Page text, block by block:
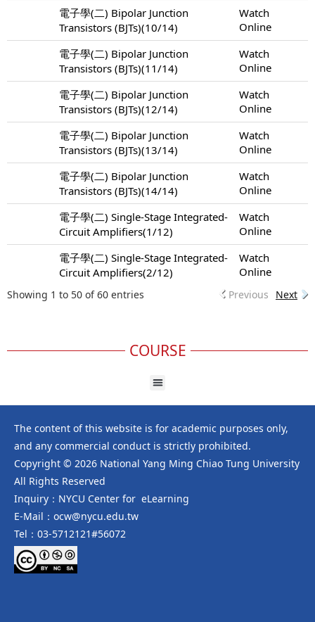
電子學(二) Bipolar Junction
Transistors (BJTs)(10/14)
Watch
Online
電子學(二) Bipolar Junction
Transistors (BJTs)(11/14)
Watch
Online
電子學(二) Bipolar Junction
Transistors (BJTs)(12/14)
Watch
Online
電子學(二) Bipolar Junction
Transistors (BJTs)(13/14)
Watch
Online
電子學(二) Bipolar Junction
Transistors (BJTs)(14/14)
Watch
Online
電子學(二) Single-Stage Integrated-
Circuit Amplifiers(1/12)
Watch
Online
電子學(二) Single-Stage Integrated-
Circuit Amplifiers(2/12)
Watch
Online
Showing 1 to 50 of 60 entries Previous Next
COURSE
The content of this website is for academic purposes only,
and any commercial conduct is strictly prohibited.
Copyright © 2026 National Yang Ming Chiao Tung University
All Rights Reserved
Inquiry：NYCU Center for eLearning
E-Mail：ocw@nycu.edu.tw
Tel：03-5712121#56072